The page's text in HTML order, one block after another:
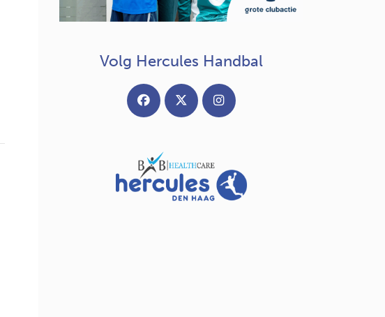
Volg Hercules Handbal